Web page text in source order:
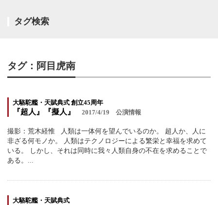
タグ検索
タグ：阿目虎南
大駱駝艦・天賦典式 創立45周年
『超人』『擬人』 2017/4/19 公演情報
撮影：荒木経惟 人類は一体何を望んでいるのか。 超人か、人に
非ざる何モノか。 人類はテクノロジーによる繁栄と幸福を求めて
いる。 しかし、それは同時に我々人類自身の不在を求めることで
ある。...
大駱駝艦・天賦典式